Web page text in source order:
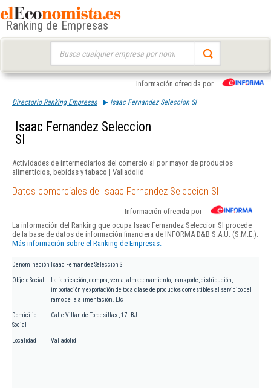
Ranking de Empresas
Información ofrecida por
Directorio Ranking Empresas Isaac Fernandez Seleccion Sl
Isaac Fernandez Seleccion
Sl
Actividades de intermediarios del comercio al por mayor de productos
alimenticios, bebidas y tabaco | Valladolid
Datos comerciales de Isaac Fernandez Seleccion Sl
Información ofrecida por
La información del Ranking que ocupa Isaac Fernandez Seleccion Sl procede
de la base de datos de información financiera de INFORMA D&B S.A.U. (S.M.E.).
Más información sobre el Ranking de Empresas.
Denominación Isaac Fernandez Seleccion Sl
Objeto Social
La fabricación, compra, venta, almacenamiento, transporte, distribución,
importación y exportación de toda clase de productos comestibles al servicioo del
ramo de la alimentación. Etc
Domicilio
Social
Calle Villan de Tordesillas , 17 - BJ
Localidad Valladolid